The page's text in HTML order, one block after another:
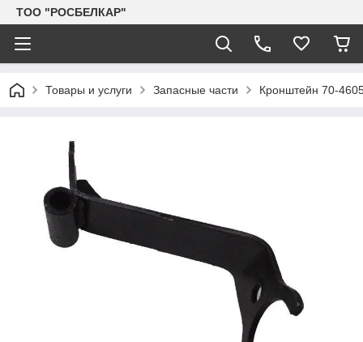
TOO "РОСБЕЛКАР"
Товары и услуги Запасные части Кронштейн 70-